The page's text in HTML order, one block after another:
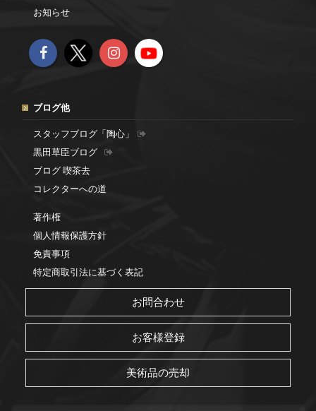
お知らせ
ブログ他
スタッフブログ「陶心」
黒田草臣ブログ
ブログ 喫茶去
コレクターへの道
著作権
個人情報保護方針
免責事項
特定商取引法に基づく表記
お問合わせ
お客様登録
美術品の売却